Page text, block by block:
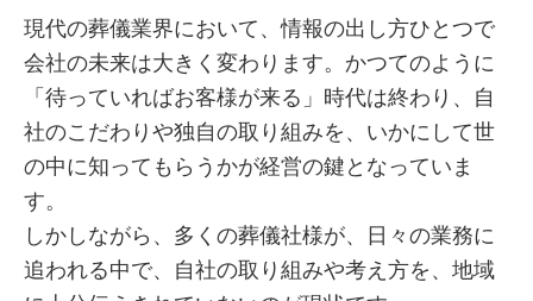
現代の葬儀業界において、情報の出し方ひとつで
会社の未来は大きく変わります。かつてのように
「待っていればお客様が来る」時代は終わり、自
社のこだわりや独自の取り組みを、いかにして世
の中に知ってもらうかが経営の鍵となっていま
す。
しかしながら、多くの葬儀社様が、日々の業務に
追われる中で、自社の取り組みや考え方を、地域